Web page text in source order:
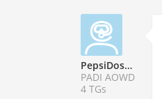
PepsiDose330ml
PADI AOWD
4 TGs